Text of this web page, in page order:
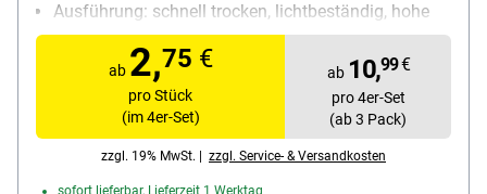
Ausführung: schnell trocken, lichtbeständig, hohe
Offenlagerfähigkeit
Besonderheiten: großer Tintenvorrat (8 ml); läuft
auch unter Druck nicht aus (z.B. im Flugzeug);
ergonomische Griffzone; mit Kunststoff-
Tischspender
Inhalt pro Pack: 4 Stück
ab 2,75 €
pro Stück
(im 4er-Set)
ab 10,99€
pro 4er-Set
(ab 3 Pack)
zzgl. 19% MwSt. | zzgl. Service- & Versandkosten
sofort lieferbar, Lieferzeit 1 Werktag